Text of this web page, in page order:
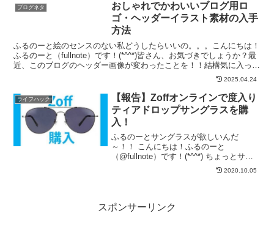
ブログネタ
おしゃれでかわいいブログ用ロ
ゴ・ヘッダーイラスト素材の入手
方法
ふるのーと絵のセンスのない私どうしたらいいの。。。こんにちは！
ふるのーと（fullnote）です！(*^^*)皆さん、お気づきでしょうか？最
近、このブログのヘッダー画像が変わったことを！！結構気に入って
2025.04.24
ライフハック
【報告】Zoffオンラインで度入り
ティアドロップサングラスを購
入！
ふるのーとサングラスが欲しいんだ
～！！ こんにちは！ふるのーと
（@fullnote）です！(*^^*) ちょっとサン
グラスが欲しくなって色々見ていまし
た。最終的にゾフのオンラインストアで
2020.10.05
スポンサーリンク